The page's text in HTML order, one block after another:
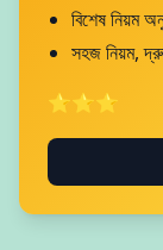
বিশেষ নিয়ম
সহজ নিয়ম,
⭐⭐⭐